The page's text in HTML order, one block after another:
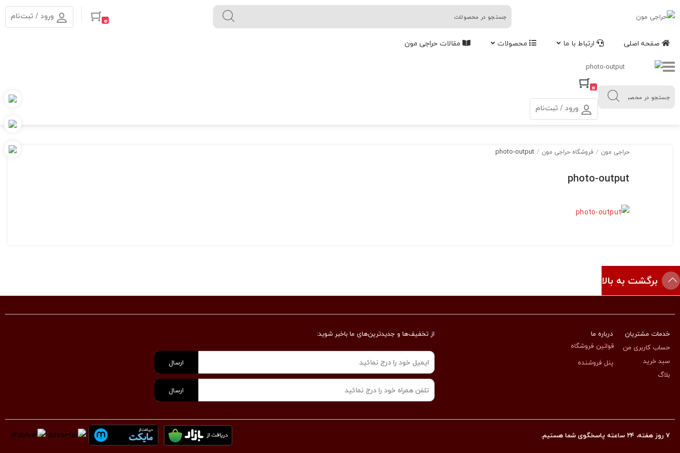
0 ورود / ثبت‌نام
صفحه اصلی ارتباط با ما محصولات مقالات حراجی مون
0
ورود / ثبت‌نام
حراجی مون / فروشگاه حراجی مون /
photo-output
photo-output
برگشت به بالا
خدمات مشتریان
حساب کاربری من
سبد خرید
بلاگ
درباره ما
قوانین فروشگاه
پنل فروشنده
از تخفیف‌ها و جدیدترین‌های ما‌ باخبر شوید:
ارسال
ارسال
۷ روز هفته، ۲۴ ساعته پاسخگوی شما هستیم.